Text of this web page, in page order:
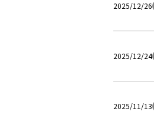
2025/12/26
2025/12/24
2025/11/13